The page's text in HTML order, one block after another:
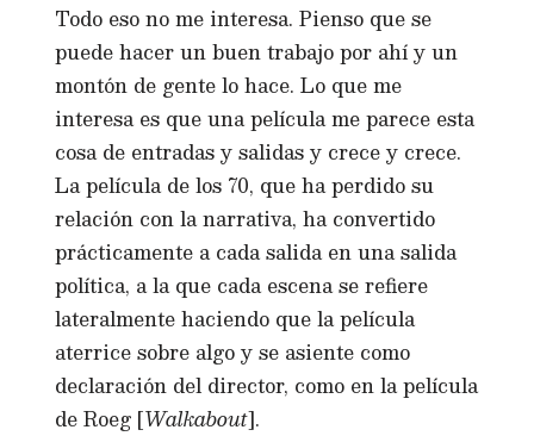
Todo eso no me interesa. Pienso que se
puede hacer un buen trabajo por ahí y un
montón de gente lo hace. Lo que me
interesa es que una película me parece esta
cosa de entradas y salidas y crece y crece.
La película de los 70, que ha perdido su
relación con la narrativa, ha convertido
prácticamente a cada salida en una salida
política, a la que cada escena se refiere
lateralmente haciendo que la película
aterrice sobre algo y se asiente como
declaración del director, como en la película
de Roeg [Walkabout].